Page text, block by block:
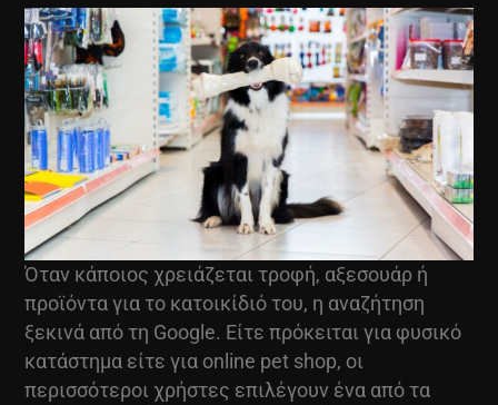
Όταν κάποιος χρειάζεται τροφή, αξεσουάρ ή
προϊόντα για το κατοικίδιό του, η αναζήτηση
ξεκινά από τη Google. Είτε πρόκειται για φυσικό
κατάστημα είτε για online pet shop, οι
περισσότεροι χρήστες επιλέγουν ένα από τα